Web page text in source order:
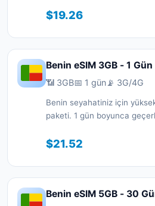
$19.26
Benin eSIM 3GB - 1 Gün
📶 3GB📅 1 gün📡 3G/4G
Benin seyahatiniz için
paketi. 1 gün boyunca
$21.52
Benin eSIM 5GB - 30